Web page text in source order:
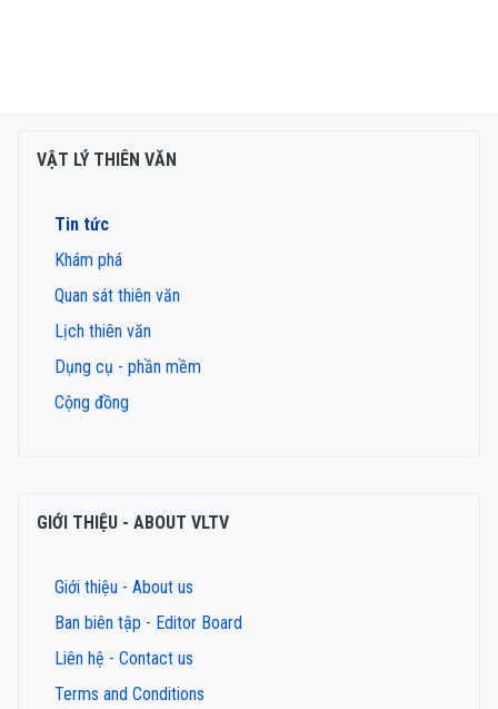
VẬT LÝ THIÊN VĂN
Tin tức
Khám phá
Quan sát thiên văn
Lịch thiên văn
Dụng cụ - phần mềm
Cộng đồng
GIỚI THIỆU - ABOUT VLTV
Giới thiệu - About us
Ban biên tập - Editor Board
Liên hệ - Contact us
Terms and Conditions